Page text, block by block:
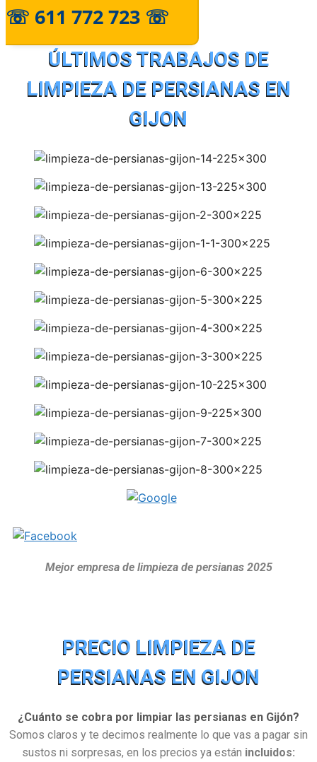
☏ 611 772 723 ☏
ÚLTIMOS TRABAJOS DE
LIMPIEZA DE PERSIANAS EN
GIJON
Mejor empresa de limpieza de persianas 2025
PRECIO LIMPIEZA DE
PERSIANAS EN GIJON
¿Cuánto se cobra por limpiar las persianas en Gijón?
Somos claros y te decimos realmente lo que vas a pagar sin
sustos ni sorpresas, en los precios ya están incluidos: